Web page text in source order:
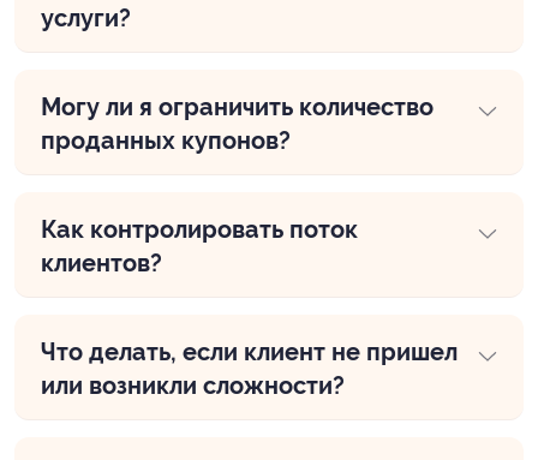
услуги?
Могу ли я ограничить количество
проданных купонов?
Как контролировать поток
клиентов?
Что делать, если клиент не пришел
или возникли сложности?